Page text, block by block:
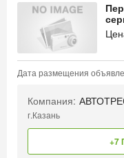
Дата размещения
Компания:
г.Казань
+7